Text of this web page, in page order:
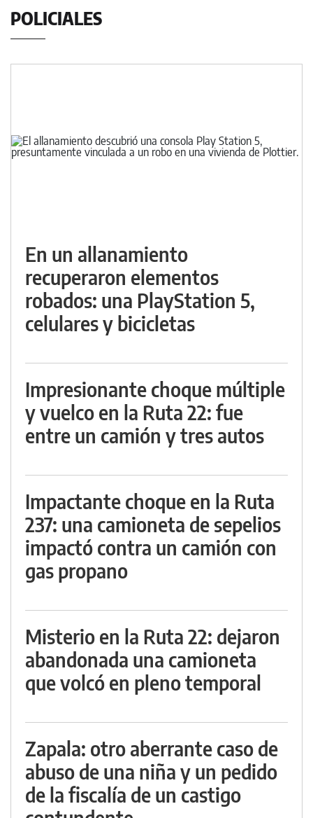
POLICIALES
En un allanamiento
recuperaron elementos
robados: una PlayStation 5,
celulares y bicicletas
Impresionante choque múltiple
y vuelco en la Ruta 22: fue
entre un camión y tres autos
Impactante choque en la Ruta
237: una camioneta de sepelios
impactó contra un camión con
gas propano
Misterio en la Ruta 22: dejaron
abandonada una camioneta
que volcó en pleno temporal
Zapala: otro aberrante caso de
abuso de una niña y un pedido
de la fiscalía de un castigo